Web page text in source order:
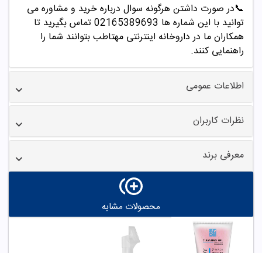
📞در صورت داشتن هرگونه سوال درباره خرید و مشاوره می
توانید با این شماره ها 02165389693
تماس بگیرید تا
همکاران ما در داروخانه اینترنتی مهتاطب بتوانند شما را
راهنمایی کنند.
اطلاعات عمومی
نظرات کاربران
معرفی برند
محصولات مشابه